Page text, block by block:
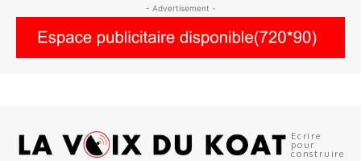
- Advertisement -
Ecrire
pour
construire